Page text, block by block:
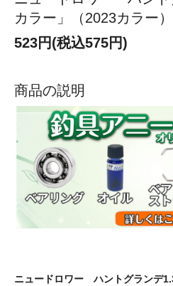
カラー」（2023カラー）
523円(税込575円)
商品の説明
ニュードロワー ハントグランデ